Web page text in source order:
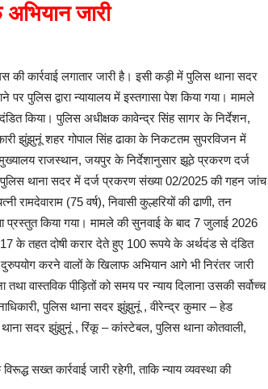
जारी
कार्रवाई लगातार जारी है। इसी कड़ी में पुलिस थाना सदर
पुलिस द्वारा न्यायालय में इस्तगासा पेश किया गया। मामले
किया। पुलिस अधीक्षक कावेन्द्र सिंह सागर के निर्देशन,
झुंझुनूं शहर गोपाल सिंह ढाका के निकटतम सुपरविजन में
राजस्थान, जयपुर के निर्देशानुसार झूठे प्रकरण दर्ज
थाना सदर में दर्ज प्रकरण संख्या 02/2025 की गहन जांच
रामदेवाराम (75 वर्ष), निवासी कुल्हरियों की ढाणी, तन
प्रस्तुत किया गया। मामले की सुनवाई के बाद 7 जुलाई 2026
217 के तहत दोषी करार देते हुए 100 रूपये के अर्थदंड से दंडित
करने वालों के खिलाफ अभियान आगे भी निरंतर जारी
वास्तविक पीड़ितों को समय पर न्याय दिलाना उसकी सर्वोच्च
पुलिस थाना सदर झुंझुनूं , वीरेन्द्र कुमार – हेड
सदर झुंझुनूं , रिंकू – कांस्टेबल, पुलिस थाना कोतवाली,
सख्त कार्रवाई जारी रहेगी, ताकि न्याय व्यवस्था की